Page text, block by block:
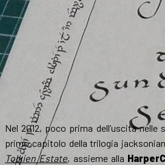
Nel 2012, poco prima dell’uscita nelle
primo capitolo della trilogia
Tolkien Estate, assieme alla